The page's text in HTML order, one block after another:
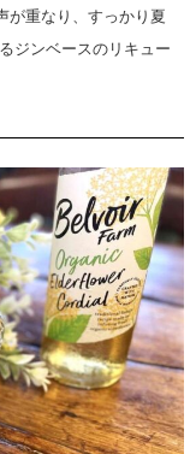
が重なり、すっかり夏
ジンベースのリキュー